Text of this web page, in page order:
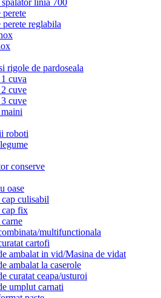
perete
perete reglabila
rigole de pardoseala
cuva
cuve
cuve
roboti
conserve
oase
culisabil
fix
multifunctionala
cartofi
ambalat in vid/Masina de vidat
ambalat la caserole
curatat ceapa/usturoi
umplut carnati